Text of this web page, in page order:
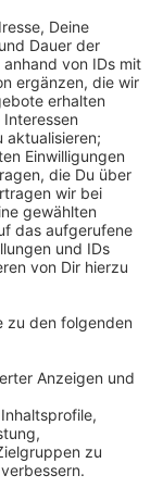
mit dem
sich das
habe die
stationäre
der
im Wege steht.
wurde eine
die
werden.
werden, ob